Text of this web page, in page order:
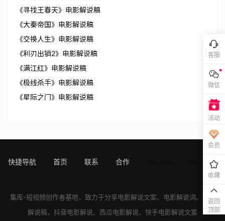
《寻找王春天》电影解说稿
《大秦帝国》电影解说稿
《交换人生》电影解说稿
《利刃出销2》电影解说稿
《满江红》电影解说稿
《极线杀手》电影解说稿
《星际之门》电影解说稿
快捷导航 首页 联系 合作
[!---page.sta
集库-短视频创作者基地，致力于分享电影解说文案、 电影解说词、
电影
解说稿， 抖音电影解说、 西瓜电影解说、 快手电影解说文案
客服
微信
活动
会员
收藏
返回
顶部